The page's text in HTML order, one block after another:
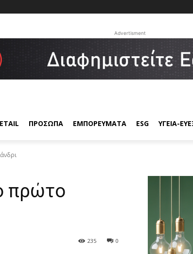
Advertisment
ΠΡΟΣΩΠΑ ΕΜΠΟΡΕΥΜΑΤΑ ESG ΥΓΕΙΑ-
πρώτο
0
235